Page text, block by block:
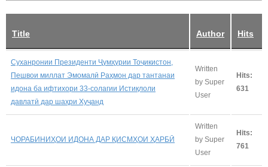
Title Author Hits
Суханронии Президенти Ҷумҳурии Тоҷикистон,
Пешвои миллат Эмомалӣ Раҳмон дар тантанаи
идона ба ифтихори 33-солагии Истиқлоли
давлатӣ дар шаҳри Хуҷанд
Written
by Super
User
Hits:
631
ЧОРАБИНИҲОИ ИДОНА ДАР ҚИСМҲОИ ҲАРБӢ
Written
by Super
User
Hits:
761